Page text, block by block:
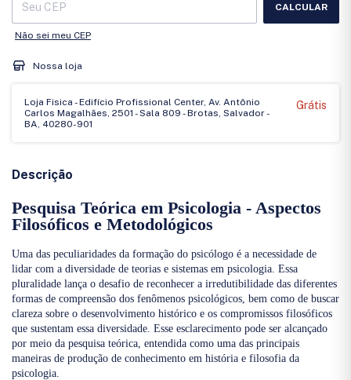
CALCULAR
Não sei meu CEP
Nossa loja
Loja Fisica - Edifício Profissional Center, Av. Antônio
Carlos Magalhães, 2501 - Sala 809 - Brotas, Salvador -
BA, 40280-901
Grátis
Descrição
Pesquisa Teórica em Psicologia - Aspectos
Filosóficos e Metodológicos
Uma das peculiaridades da formação do psicólogo é a necessidade de
lidar com a diversidade de teorias e sistemas em psicologia. Essa
pluralidade lança o desafio de reconhecer a irredutibilidade das diferentes
formas de compreensão dos fenômenos psicológicos, bem como de buscar
clareza sobre o desenvolvimento histórico e os compromissos filosóficos
que sustentam essa diversidade. Esse esclarecimento pode ser alcançado
por meio da pesquisa teórica, entendida como uma das principais
maneiras de produção de conhecimento em história e filosofia da
psicologia.